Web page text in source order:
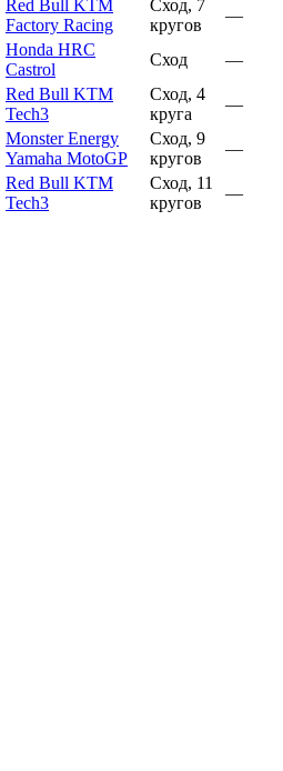
Red Bull KTM
Factory Racing
Сход, 7
кругов
—
Honda HRC
Castrol
Сход —
Red Bull KTM
Tech3
Сход, 4
круга
—
Monster Energy
Yamaha MotoGP
Сход, 9
кругов
—
Red Bull KTM
Tech3
Сход, 11
кругов
—